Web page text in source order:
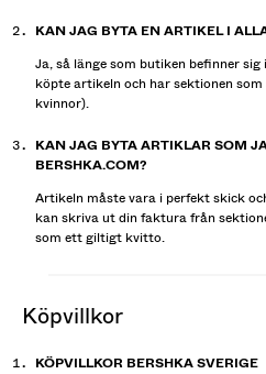
KAN JAG BYTA EN ARTIKEL I
Ja, så länge som butiken befinner
köpte artikeln och har sektionen
kvinnor).
KAN JAG BYTA ARTIKLAR SOM
BERSHKA.COM?
Artikeln måste vara i perfekt skick
kan skriva ut din faktura från
som ett giltigt kvitto.
köpvillkor
KÖPVILLKOR BERSHKA SVERIGE